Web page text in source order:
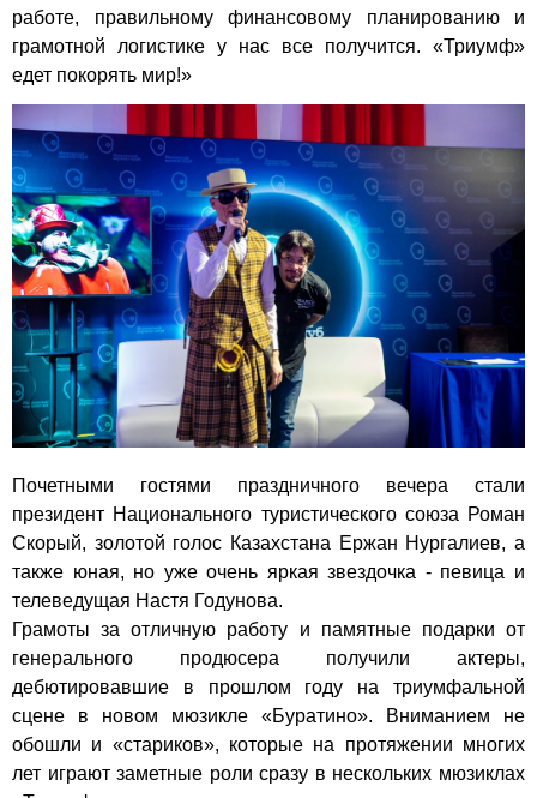
работе, правильному финансовому планированию и
грамотной логистике у нас все получится. «Триумф»
едет покорять мир!»
Почетными гостями праздничного вечера стали
президент Национального туристического союза Роман
Скорый, золотой голос Казахстана Ержан Нургалиев, а
также юная, но уже очень яркая звездочка - певица и
телеведущая Настя Годунова.
Грамоты за отличную работу и памятные подарки от
генерального продюсера получили актеры,
дебютировавшие в прошлом году на триумфальной
сцене в новом мюзикле «Буратино». Вниманием не
обошли и «стариков», которые на протяжении многих
лет играют заметные роли сразу в нескольких мюзиклах